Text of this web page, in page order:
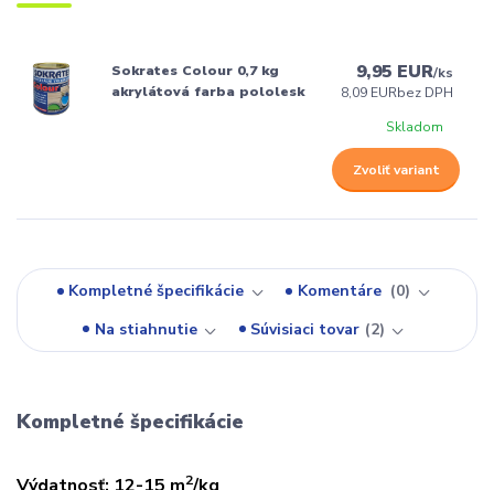
Sokrates Colour 0,7 kg
akrylátová farba pololesk
9,95 EUR/ks
8,09 EURbez DPH
Skladom
Zvoliť variant
Kompletné špecifikácie Komentáre
0
Na stiahnutie
Súvisiaci tovar 2
Kompletné špecifikácie
2